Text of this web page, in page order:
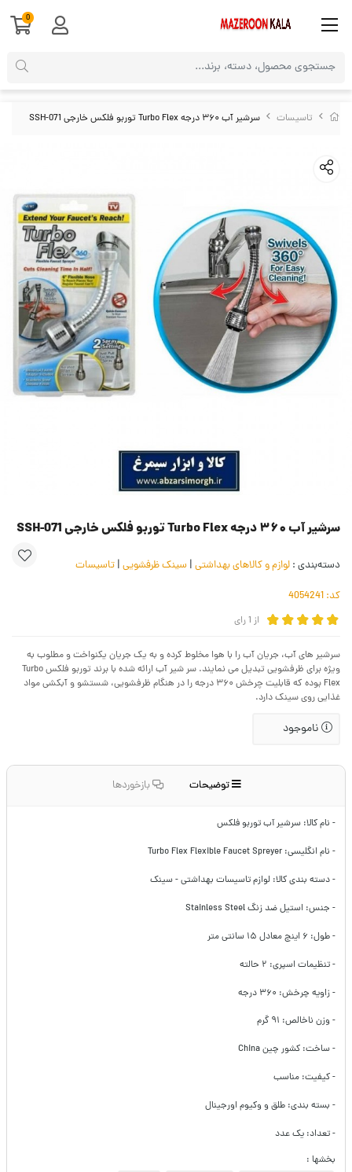
تاسیسات سرشیر آب ۳۶۰ درجه Turbo Flex توربو فلکس خارجی SSH-071
سرشیر آب ۳۶۰ درجه Turbo Flex توربو فلکس خارجی SSH-071
دسته‌بندی : لوازم و کالاهای بهداشتی | سینک ظرفشویی | تاسیسات
کد:
از 1رای
سرشیر های آب، جریان آب را با هوا مخلوط کرده و به یک جریان یکنواخت و مطلوب به
ویژه برای ظرفشویی تبدیل می نمایند. سر شیر آب ارائه شده با برند توربو فلکس Turbo
Flex ‌بوده که قابلیت چرخش ۳۶۰ درجه را در هنگام ظرفشویی، شستشو و آبکشی مواد
غذایی روی سینک دارد.
ناموجود
توضیحات بازخوردها
- نام کالا: سرشیر آب توربو فلکس
- نام انگلیسی: Turbo Flex Flexible Faucet Spreyer
- دسته بندی کالا: لوازم تاسیسات بهداشتی - سینک
- جنس: استیل ضد زنگ Stainless Steel
- طول: ۶ اینچ معادل ۱۵ سانتی متر
- تنظیمات اسپری: ۲ حالته
- زاویه چرخش: ۳۶۰ درجه
- وزن ناخالص: ۹۱ گرم
- ساخت: کشور چین China
- کیفیت: مناسب
- بسته بندی: طلق و وکیوم اورجینال
- تعداد: یک عدد
بخشها :
0